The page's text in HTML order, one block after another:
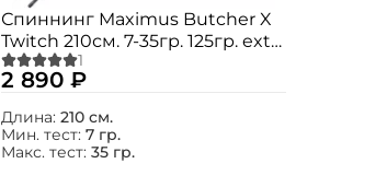
Спиннинг Maximus Butcher X
Twitch 210см. 7-35гр. 125гр. extra
fast / MTSBX21M
2 890 ₽
Длина: 210 см.
Мин. тест: 7 гр.
Макс. тест: 35 гр.